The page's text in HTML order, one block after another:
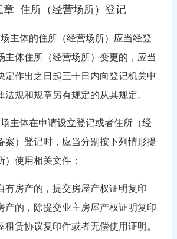
章 住所（经营场所）登记
主体的住所（经营场所）应当经登
主体住所（经营场所）变更的，应当
定作出之日起三十日内向登记机关申
法规和规章另有规定的从其规定。
主体在申请设立登记或者住所（经
案）登记时，应当分别按下列情形提
使用相关文件：
房产的，提交房屋产权证明复印
产的，除提交业主房屋产权证明复印
租赁协议复印件或者无偿使用证明。